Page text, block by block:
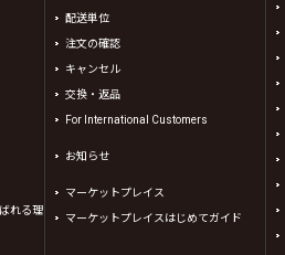
れる理
配送単位
注文の確認
キャンセル
交換・返品
For International Customers
お知らせ
マーケットプレイス
マーケットプレイスはじめてガイド